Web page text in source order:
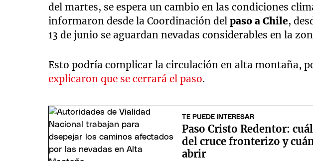
del martes, se espera un cambio en las condiciones
informaron desde la Coordinación delpaso a Chile,
13 de junio se aguardan nevadas considerables en la
Esto podría complicar la circulación en alta montaña,
explicaron que se cerrará el paso.
TE PUEDE INTERESAR
Paso Cristo Redentor:
del cruce fronterizo y
abrir